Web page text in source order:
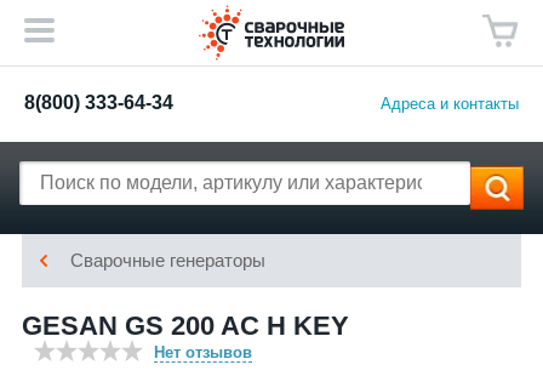
8(800) 333-64-34 Адреса и контакты
Сварочные генераторы
GESAN GS 200 AC H KEY
Нет отзывов